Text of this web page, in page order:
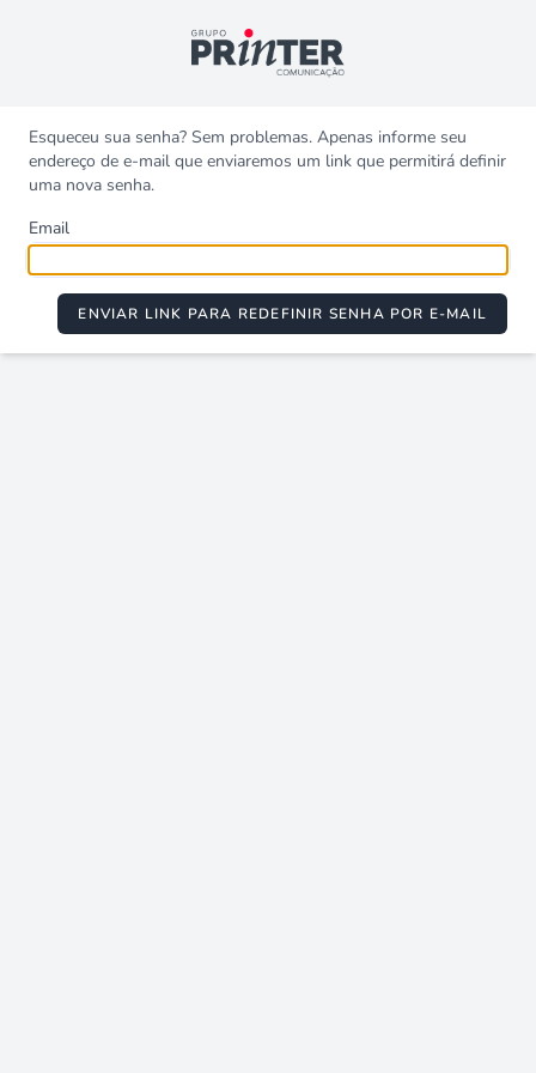
Esqueceu sua senha? Sem problemas. Apenas informe seu
endereço de e-mail que enviaremos um link que permitirá definir
uma nova senha.
Email
ENVIAR LINK PARA REDEFINIR SENHA POR E-MAIL